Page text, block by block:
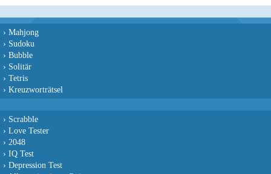
› Mahjong
› Sudoku
› Bubble
› Solitär
› Tetris
› Kreuzworträtsel
› Scrabble
› Love Tester
› 2048
› IQ Test
› Depression Test